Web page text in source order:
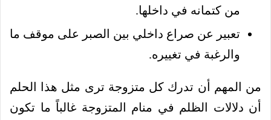
من كتمانه في داخلها.
تعبير عن صراع داخلي بين الصبر على موقف ما
والرغبة في تغييره.
من المهم أن تدرك كل متزوجة ترى مثل هذا الحلم
أن دلالات الظلم في منام المتزوجة غالباً ما تكون